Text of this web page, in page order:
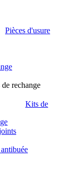
Pièces d'usure
rechange
Kits de